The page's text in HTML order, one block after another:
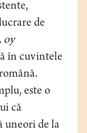
de
oy
în cuvintele
este o
că
uneori de la